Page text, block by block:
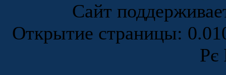
Сайт
Открытие страницы:
Рє